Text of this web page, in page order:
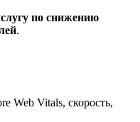
по снижению
.
Web Vitals, скорость,